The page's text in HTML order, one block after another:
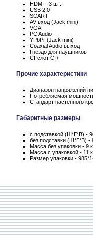
HDMI - 3 шт.
USB 2.0
SCART
AV вход (Jack mini)
VGA
PC Audio
YPbPr (Jack mini)
Coaxial Audio выход
Гнездо для наушников
CI-слот CI+
Прочие характеристики
Диапазон напряжений
Потребляемая
Стандарт настенного
Габаритные размеры
с подставкой (Ш*Г*В) -
без подставки (Ш*Г*В) -
Масса без упаковки - 9
Масса с упаковкой - 11
Размер упаковки -